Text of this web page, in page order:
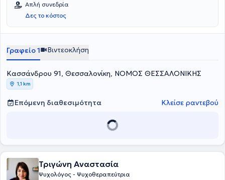
Απλή συνεδρία
Δες το κόστος
Γραφείο 1 Βιντεοκλήση
Κασσάνδρου 91, Θεσσαλονίκη, ΝΟΜΟΣ ΘΕΣΣΑΛΟΝΙΚΗΣ
1,1 km
Επόμενη διαθεσιμότητα Κλείσε ραντεβού
Τριγώνη Αναστασία
Ψυχολόγος - Ψυχοθεραπεύτρια